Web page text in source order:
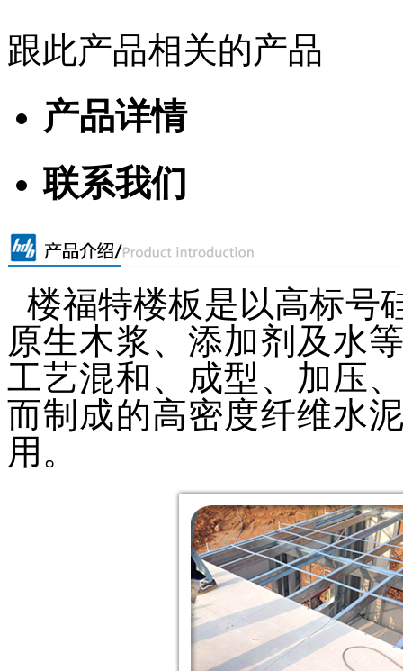
跟此产品相关的产品
产品详情
联系我们
楼福特楼板是以高标号
原生木浆、添加剂及水
工艺混和、成型、加压
而制成的高密度纤维水
用 。